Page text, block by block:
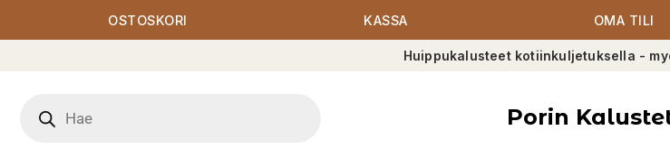
OSTOSKORI KASSA OMA TILI
Huippukalusteet kotiinkuljetuksella -
search
Porin